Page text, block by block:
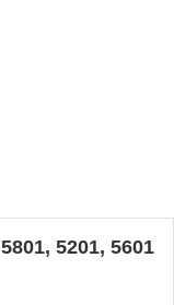
5201, 5601